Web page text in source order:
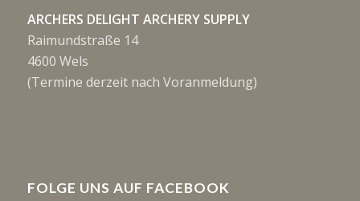
ARCHERS DELIGHT ARCHERY SUPPLY
Raimundstraße 14
4600 Wels
(Termine derzeit nach Voranmeldung)
FOLGE UNS AUF FACEBOOK